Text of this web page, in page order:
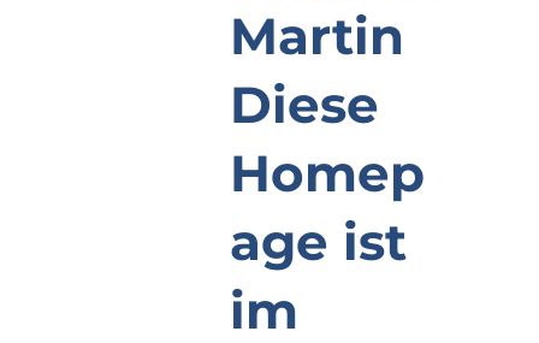
Martin
Diese
Homep
age ist
im